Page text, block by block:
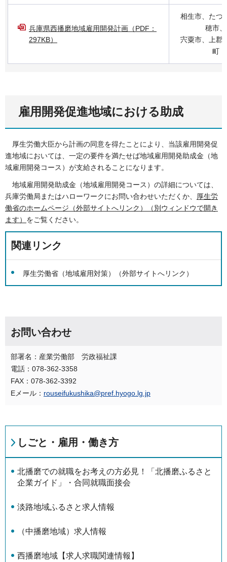
兵庫県西播磨地域雇用開発計画（PDF：
297KB）
相生市、たつ
穂市、
宍粟市、上郡
町
雇用開発促進地域における助成
厚生労働大臣から計画の同意を得たことにより、当該雇用開発促
進地域においては、一定の要件を満たせば地域雇用開発助成金（地
域雇用開発コース）が支給されることになります。
地域雇用開発助成金（地域雇用開発コース）の詳細については、
兵庫労働局またはハローワークにお問い合わせいただくか、
厚生労
働省のホームページ（外部サイトへリンク）（別ウィンドウで開き
ます） をご覧ください。
関連リンク
厚生労働省（地域雇用対策）（外部サイトへリンク）
お問い合わせ
部署名：産業労働部 労政福祉課
電話：078-362-3358
FAX：078-362-3392
Eメール： rouseifukushika@pref.hyogo.lg.jp
しごと・雇用・働き方
北播磨での就職をお考えの方必見！「北播磨ふるさと
企業ガイド」・合同就職面接会
淡路地域ふるさと求人情報
（中播磨地域）求人情報
西播磨地域【求人求職関連情報】